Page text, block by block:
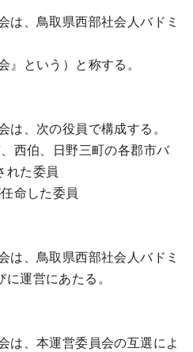
、鳥取県西部社会人バドミ
という）と称する。
、次の役員で構成する。
西伯、日野三町の各郡市バ
れた委員
命した委員
、鳥取県西部社会人バドミ
運営にあたる。
、本運営委員会の互選によ